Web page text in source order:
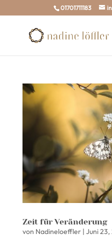
01701711183
Zeit für Veränderung
von Nadineloeffler| Juni